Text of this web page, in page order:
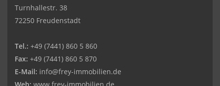
Turnhallestr. 38
72250 Freudenstadt
Tel.: +49 (7441) 860 5 860
Fax: +49 (7441) 860 5 870
E-Mail: info@frey-immobilien.de